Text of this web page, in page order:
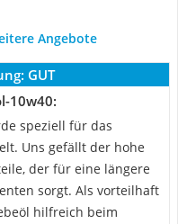
Angebote
GUT
10w40:
speziell für das
Uns gefällt der hohe
der für eine längere
sorgt. Als vorteilhaft
hilfreich beim